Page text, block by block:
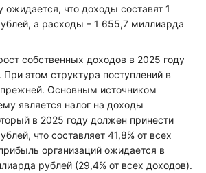
ожидается, что доходы составят 1
а расходы – 1 655,7 миллиарда
собственных доходов в 2025 году
При этом структура поступлений в
Основным источником
является налог на доходы
в 2025 году должен принести
что составляет 41,8% от всех
организаций ожидается в
рублей (29,4% от всех доходов).